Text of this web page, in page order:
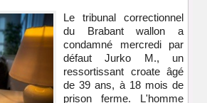
Le tribunal correctionnel
du Brabant wallon a
condamné mercredi par
défaut Jurko M., un
ressortissant croate âgé
de 39 ans, à 18 mois de
prison ferme. L'homme